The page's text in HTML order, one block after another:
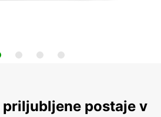
postaje v